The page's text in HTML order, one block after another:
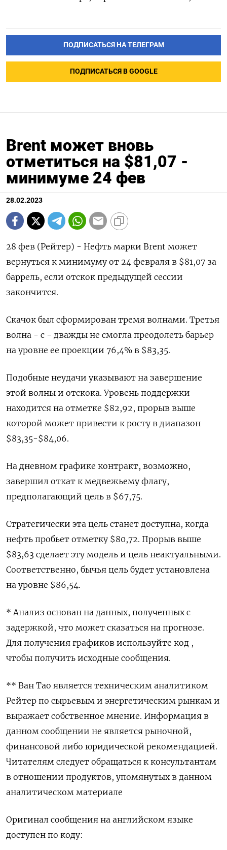
ПОДПИСАТЬСЯ НА ТЕЛЕГРАМ
ПОДПИСАТЬСЯ В GOOGLE
Brent может вновь
отметиться на $81,07 -
минимуме 24 фев
28.02.2023
28 фев (Рейтер) - Нефть марки Brent может
вернуться к минимуму от 24 февраля в $81,07 за
баррель, если отскок предыдущей сессии
закончится.
Скачок был сформирован тремя волнами. Третья
волна - c - дважды не смогла преодолеть барьер
на уровне ее проекции 76,4% в $83,35.
Подобные неудачи указывают на завершение
этой волны и отскока. Уровень поддержки
находится на отметке $82,92, прорыв выше
которой может привести к росту в диапазон
$83,35-$84,06.
На дневном графике контракт, возможно,
завершил откат к медвежьему флагу,
предполагающий цель в $67,75.
Стратегически эта цель станет доступна, когда
нефть пробьет отметку $80,72. Прорыв выше
$83,63 сделает эту модель и цель неактуальными.
Соответственно, бычья цель будет установлена
на уровне $86,54.
* Анализ основан на данных, полученных с
задержкой, что может сказаться на прогнозе.
Для получения графиков используйте код ,
чтобы получить исходные сообщения.
** Ван Тао является техническим аналитиком
Рейтер по сырьевым и энергетическим рынкам и
выражает собственное мнение. Информация в
данном сообщении не является рыночной,
финансовой либо юридической рекомендацией.
Читателям следует обращаться к консультантам
в отношении продуктов, упомянутых в данном
аналитическом материале
Оригинал сообщения на английском языке
доступен по коду: